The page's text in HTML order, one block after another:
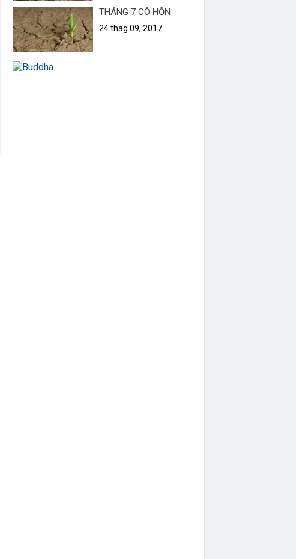
THÁNG 7 CÔ HỒN
24 thag 09, 2017